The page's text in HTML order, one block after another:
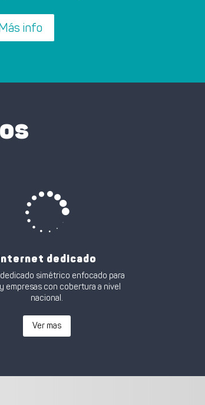
info

dedicado
simétrico enfocado para
empresas con cobertura a nivel
nacional.
Ver mas